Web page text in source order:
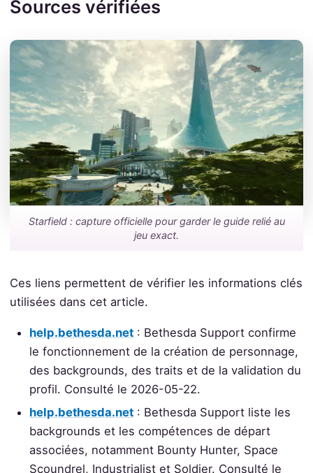
Sources vérifiées
Starfield : capture officielle pour garder le guide relié au
jeu exact.
Ces liens permettent de vérifier les informations clés
utilisées dans cet article.
help.bethesda.net : Bethesda Support confirme
le fonctionnement de la création de personnage,
des backgrounds, des traits et de la validation du
profil. Consulté le 2026-05-22.
help.bethesda.net : Bethesda Support liste les
backgrounds et les compétences de départ
associées, notamment Bounty Hunter, Space
Scoundrel, Industrialist et Soldier. Consulté le